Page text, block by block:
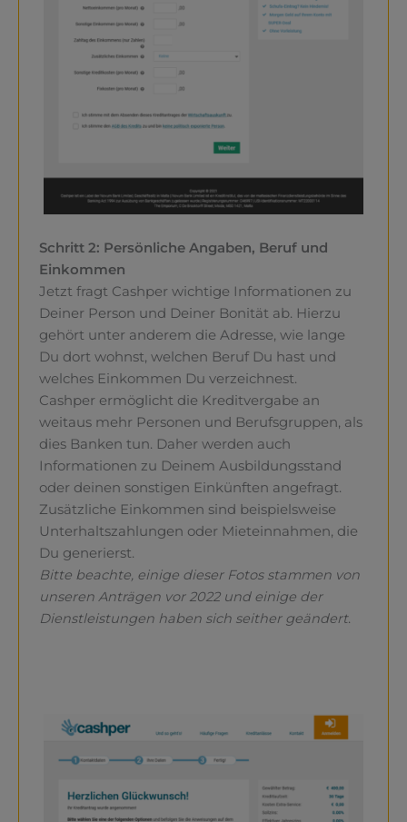
Schritt 2: Persönliche Angaben, Beruf und
Einkommen
Jetzt fragt Cashper wichtige Informationen zu
Deiner Person und Deiner Bonität ab. Hierzu
gehört unter anderem die Adresse, wie lange
Du dort wohnst, welchen Beruf Du hast und
welches Einkommen Du verzeichnest.
Cashper ermöglicht die Kreditvergabe an
weitaus mehr Personen und Berufsgruppen, als
dies Banken tun. Daher werden auch
Informationen zu Deinem Ausbildungsstand
oder deinen sonstigen Einkünften angefragt.
Zusätzliche Einkommen sind beispielsweise
Unterhaltszahlungen oder Mieteinnahmen, die
Du generierst.
Bitte beachte, einige dieser Fotos stammen von
unseren Anträgen vor 2022 und einige der
Dienstleistungen haben sich seither geändert.